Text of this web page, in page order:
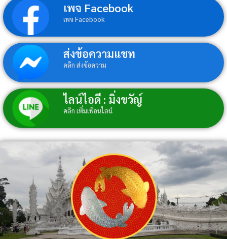
เพจ Facebook
เพจ Facebook
ส่งข้อความแชท
คลิก ส่งข้อความ
ไลน์ไอดี : มิ่งขวัญ์
คลิก เพิ่มเพื่อนไลน์